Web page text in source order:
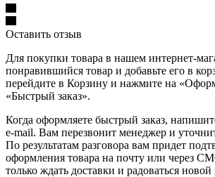
Оставить отзыв
Для покупки товара в нашем интернет-
понравившийся товар и добавьте его в
перейдите в Корзину и нажмите на
«Быстрый заказ».
Когда оформляете быстрый заказ,
e-mail. Вам перезвонит менеджер и
По результатам разговора вам придет
оформления товара на почту или через
только ждать доставки и радоваться